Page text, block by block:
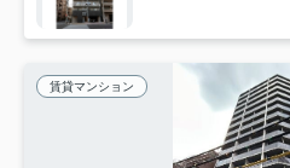
賃貸マンション